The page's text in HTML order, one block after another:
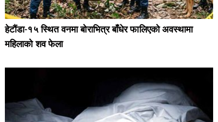
हेटौंडा-१५ स्थित वनमा बोराभित्र बाँधेर फालिएको अवस्थामा
महिलाको शव फेला